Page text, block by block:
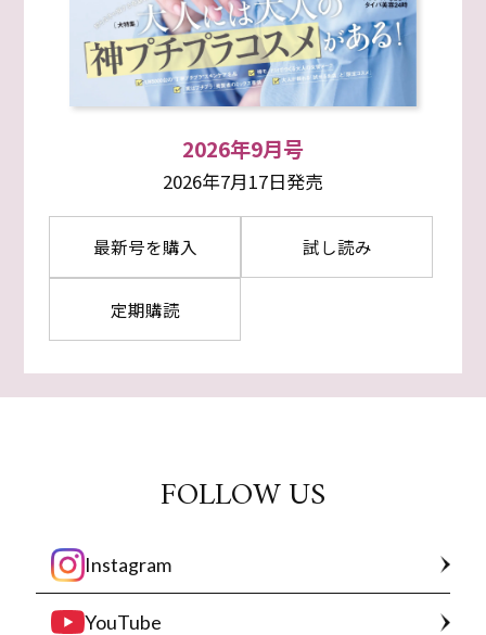
2026年9月号
2026年7月17日発売
最新号を購入 試し読み
定期購読
FOLLOW US
Instagram
YouTube